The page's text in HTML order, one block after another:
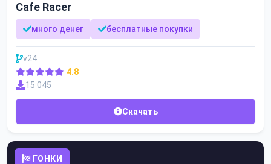
Cafe Racer
много денег бесплатные покупки
v24
4.8
15 045
Скачать
ГОНКИ